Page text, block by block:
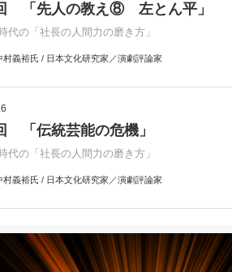
「先人の教え⑧ 左とん平」
代の「社長の人間力の磨き方」
村義裕氏 / 日本文化研究家／演劇評論家
「伝統芸能の危機」
代の「社長の人間力の磨き方」
村義裕氏 / 日本文化研究家／演劇評論家